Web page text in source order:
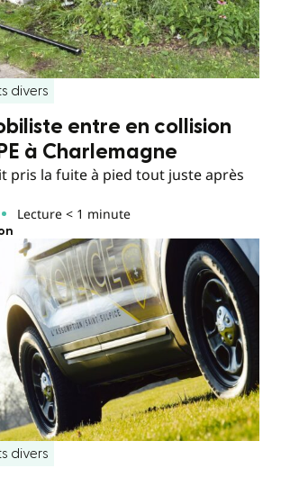
divers
entre en collision
à Charlemagne
pris la fuite à pied tout juste après
Lecture < 1 minute
divers